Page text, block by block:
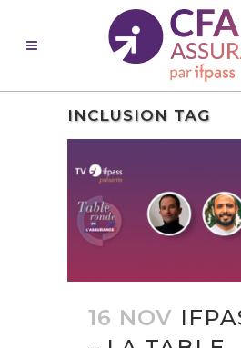
INCLUSION TAG
16 NOV